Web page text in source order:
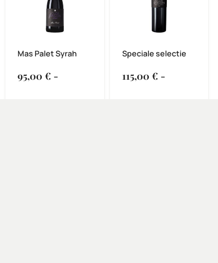
Mas Palet Syrah
95,00 € -
Speciale selectie
115,00 € -